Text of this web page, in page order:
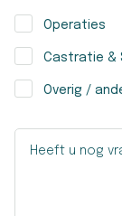
Operaties
Castratie &
Overig /
Heeft u nog